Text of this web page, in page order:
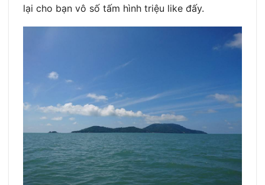
lại cho bạn vô số tấm hình triệu like đấy.